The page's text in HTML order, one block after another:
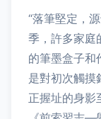
“落筆堅定，
季，許多家庭
的筆墨盒子和
是對初次觸摸
正握址的身影